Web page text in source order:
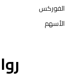
الفوركس
الأسهم